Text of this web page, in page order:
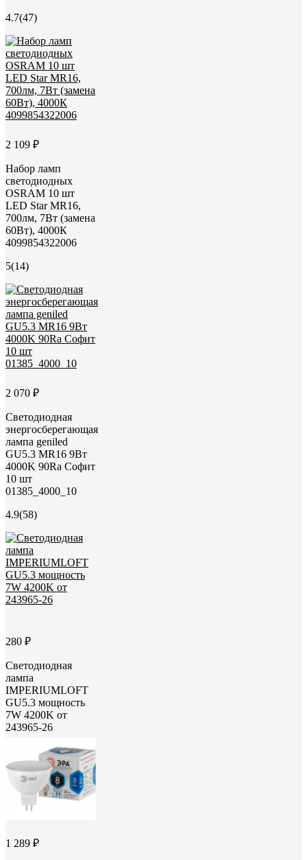
4.7(47)
2 109 ₽
Набор ламп
светодиодных
OSRAM 10 шт
LED Star MR16,
700лм, 7Вт (замена
60Вт), 4000К
4099854322006
5(14)
2 070 ₽
Светодиодная
энергосберегающая
лампа geniled
GU5.3 MR16 9Вт
4000K 90Ra Софит
10 шт
01385_4000_10
4.9(58)
280 ₽
Светодиодная
лампа
IMPERIUMLOFT
GU5.3 мощность
7W 4200K от
243965-26
1 289 ₽